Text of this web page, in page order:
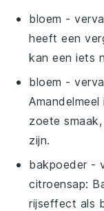
bloem -
heeft een
kan een iets
bloem -
zoete
zijn.
bakpoeder -
citroensap:
rijseffect als